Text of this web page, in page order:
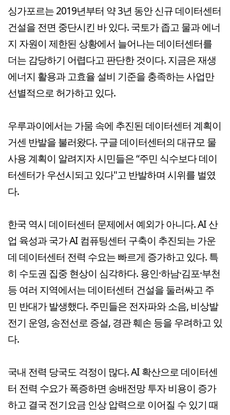
싱가포르는 2019년부터 약 3년 동안 신규 데이터센터
건설을 전면 중단시킨 바 있다. 국토가 좁고 물과 에너
지 자원이 제한된 상황에서 늘어나는 데이터센터를
더는 감당하기 어렵다고 판단한 것이다. 지금은 재생
에너지 활용과 고효율 설비 기준을 충족하는 사업만
선별적으로 허가하고 있다.
우루과이에서는 가뭄 속에 추진된 데이터센터 계획이
거센 반발을 불러왔다. 구글 데이터센터의 대규모 물
사용 계획이 알려지자 시민들은 “주민 식수보다 데이
터센터가 우선시되고 있다"고 반발하며 시위를 벌였
다.
한국 역시 데이터센터 문제에서 예외가 아니다. AI 산
업 육성과 국가 AI 컴퓨팅센터 구축이 추진되는 가운
데 데이터센터 전력 수요는 빠르게 증가하고 있다. 특
히 수도권 집중 현상이 심각하다. 용인·하남·김포·부천
등 여러 지역에서는 데이터센터 건설을 둘러싸고 주
민 반대가 발생했다. 주민들은 전자파와 소음, 비상발
전기 운영, 송전선로 증설, 경관 훼손 등을 우려하고 있
다.
국내 전력 당국도 걱정이 많다. AI 확산으로 데이터센
터 전력 수요가 폭증하면 송배전망 투자 비용이 증가
하고 결국 전기요금 인상 압력으로 이어질 수 있기 때